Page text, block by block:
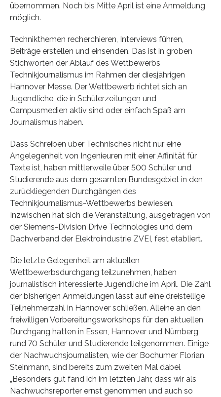
übernommen. Noch bis Mitte April ist eine Anmeldung
möglich.
Technikthemen recherchieren, Interviews führen,
Beiträge erstellen und einsenden. Das ist in groben
Stichworten der Ablauf des Wettbewerbs
Technikjournalismus im Rahmen der diesjährigen
Hannover Messe. Der Wettbewerb richtet sich an
Jugendliche, die in Schülerzeitungen und
Campusmedien aktiv sind oder einfach Spaß am
Journalismus haben.
Dass Schreiben über Technisches nicht nur eine
Angelegenheit von Ingenieuren mit einer Affinität für
Texte ist, haben mittlerweile über 500 Schüler und
Studierende aus dem gesamten Bundesgebiet in den
zurückliegenden Durchgängen des
Technikjournalismus-Wettbewerbs bewiesen.
Inzwischen hat sich die Veranstaltung, ausgetragen von
der Siemens-Division Drive Technologies und dem
Dachverband der Elektroindustrie ZVEI, fest etabliert.
Die letzte Gelegenheit am aktuellen
Wettbewerbsdurchgang teilzunehmen, haben
journalistisch interessierte Jugendliche im April. Die Zahl
der bisherigen Anmeldungen lässt auf eine dreistellige
Teilnehmerzahl in Hannover schließen. Alleine an den
freiwilligen Vorbereitungsworkshops für den aktuellen
Durchgang hatten in Essen, Hannover und Nürnberg
rund 70 Schüler und Studierende teilgenommen. Einige
der Nachwuchsjournalisten, wie der Bochumer Florian
Steinmann, sind bereits zum zweiten Mal dabei.
„Besonders gut fand ich im letzten Jahr, dass wir als
Nachwuchsreporter ernst genommen und auch so